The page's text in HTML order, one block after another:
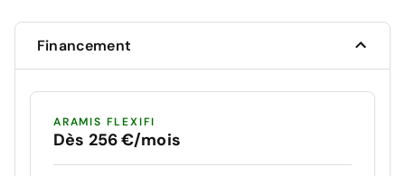
Financement
ARAMIS FLEXIFI
Dès 256 €/mois